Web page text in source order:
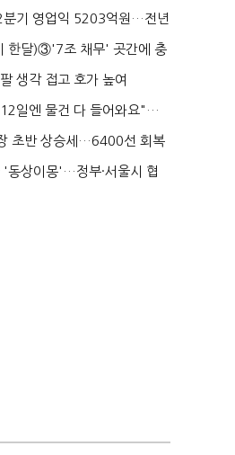
은 ...
분기 영업익 5203억원…전년
감소...
한달)③'7조 채무' 곳간에 충
, 20년...
생각 접고 호가 높여
똘한 한 채' 20...
일엔 물건 다 들어와요"…
우며 문 연 ...
초반 상승세…6400선 회복
'동상이몽'…정부·서울시 협